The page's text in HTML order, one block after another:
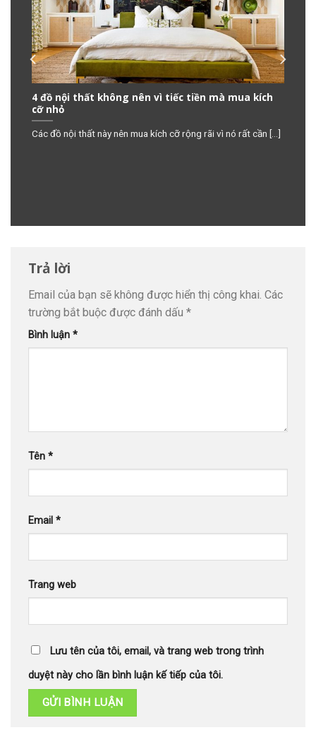
4 đồ nội thất không nên vì tiếc tiền mà mua kích
cỡ nhỏ
Các đồ nội thất này nên mua kích cỡ rộng rãi vì nó rất cần [...]
Trả lời
Email của bạn sẽ không được hiển thị công khai. Các
trường bắt buộc được đánh dấu *
Bình luận *
Tên *
Email *
Trang web
Lưu tên của tôi, email, và trang web trong trình
duyệt này cho lần bình luận kế tiếp của tôi.